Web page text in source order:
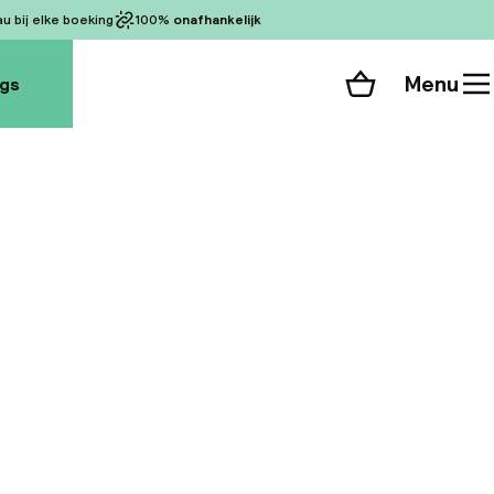
bij elke boeking 100% onafhankelijk
Winkelmand
Menu